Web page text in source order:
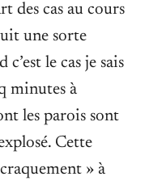
des cas au cours
une sorte
le cas je sais
minutes à
les parois sont
Cette
» à